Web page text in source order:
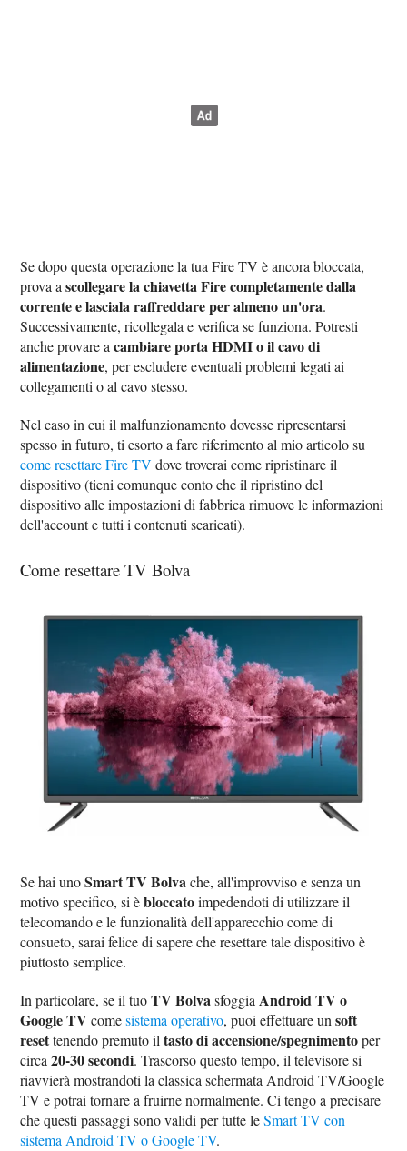
Se dopo questa operazione la tua Fire TV è ancora bloccata,
prova ascollegare la chiavetta Fire completamente dalla
corrente e lasciala raffreddare per almeno un'ora.
Successivamente, ricollegala e verifica se funziona. Potresti
anche provare acambiare porta HDMI o il cavo di
alimentazione, per escludere eventuali problemi legati ai
collegamenti o al cavo stesso.
Nel caso in cui il malfunzionamento dovesse ripresentarsi
spesso in futuro, ti esorto a fare riferimento al mio articolo su
come resettare Fire TV dove troverai come ripristinare il
dispositivo (tieni comunque conto che il ripristino del
dispositivo alle impostazioni di fabbrica rimuove le informazioni
dell'account e tutti i contenuti scaricati).
Come resettare TV Bolva
Se hai unoSmart TV Bolvache, all'improvviso e senza un
motivo specifico, si èbloccatoimpedendoti di utilizzare il
telecomando e le funzionalità dell'apparecchio come di
consueto, sarai felice di sapere che resettare tale dispositivo è
piuttosto semplice.
In particolare, se il tuoTV BolvasfoggiaAndroid TV o
Google TV comesistema operativo, puoi effettuare unsoft
resettenendo premuto iltasto di accensione/spegnimentoper
circa20-30 secondi. Trascorso questo tempo, il televisore si
riavvierà mostrandoti la classica schermata Android TV/Google
TV e potrai tornare a fruirne normalmente. Ci tengo a precisare
che questi passaggi sono validi per tutte leSmart TV con
sistema Android TV o Google TV.